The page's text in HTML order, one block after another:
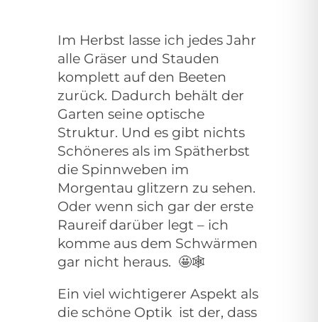
Im Herbst lasse ich jedes Jahr
alle Gräser und Stauden
komplett auf den Beeten
zurück. Dadurch behält der
Garten seine optische
Struktur. Und es gibt nichts
Schöneres als im Spätherbst
die Spinnweben im
Morgentau glitzern zu sehen.
Oder wenn sich gar der erste
Raureif darüber legt – ich
komme aus dem Schwärmen
gar nicht heraus. 🤩🕸
Ein viel wichtigerer Aspekt als
die schöne Optik ist der, dass